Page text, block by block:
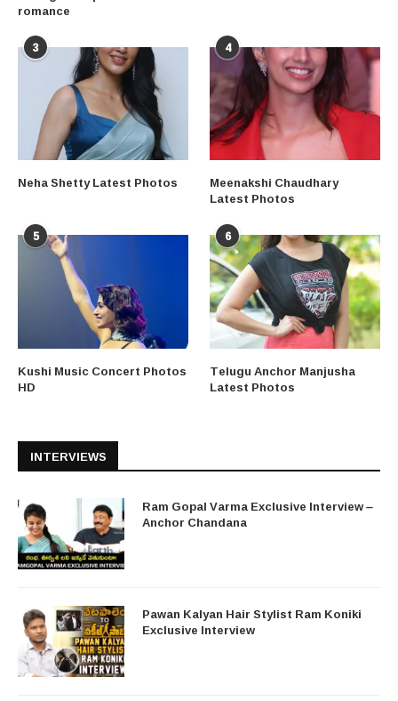
romance
3
Neha Shetty Latest Photos
4
Meenakshi Chaudhary
Latest Photos
5
Kushi Music Concert Photos
HD
6
Telugu Anchor Manjusha
Latest Photos
INTERVIEWS
Ram Gopal Varma Exclusive Interview –
Anchor Chandana
Pawan Kalyan Hair Stylist Ram Koniki
Exclusive Interview